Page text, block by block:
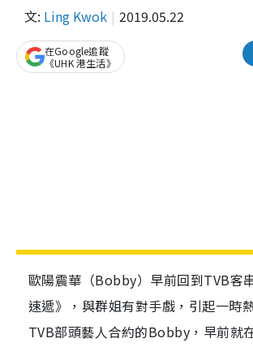
文: Ling Kwok 2019.05.22
在Google追蹤
《UHK 港生活》
歐陽震華（Bobby）早前回到TVB客
速遞》，與群姐有對手戲，引起一時
TVB部頭藝人合約的Bobby，早前就